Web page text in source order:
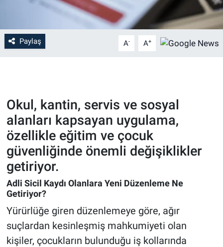
Paylaş A- A+
Okul, kantin, servis ve sosyal
alanları kapsayan uygulama,
özellikle eğitim ve çocuk
güvenliğinde önemli değişiklikler
getiriyor.
Adli Sicil Kaydı Olanlara Yeni Düzenleme Ne
Getiriyor?
Yürürlüğe giren düzenlemeye göre, ağır
suçlardan kesinleşmiş mahkumiyeti olan
kişiler, çocukların bulunduğu iş kollarında